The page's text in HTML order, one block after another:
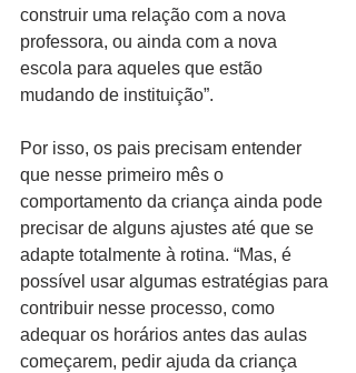
construir uma relação com a nova
professora, ou ainda com a nova
escola para aqueles que estão
mudando de instituição”.
Por isso, os pais precisam entender
que nesse primeiro mês o
comportamento da criança ainda pode
precisar de alguns ajustes até que se
adapte totalmente à rotina. “Mas, é
possível usar algumas estratégias para
contribuir nesse processo, como
adequar os horários antes das aulas
começarem, pedir ajuda da criança